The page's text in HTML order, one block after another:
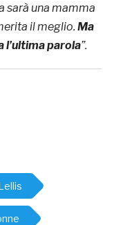
sarà una mamma
il meglio. Ma
l’ultima parola”.